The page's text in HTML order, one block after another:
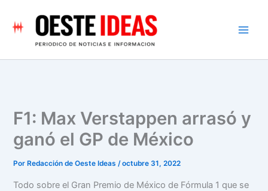
contenido
F1: Max Verstappen arrasó y
ganó el GP de México
Por Redacción de Oeste Ideas/octubre 31, 2022
Todo sobre el Gran Premio de México de Fórmula 1 que se